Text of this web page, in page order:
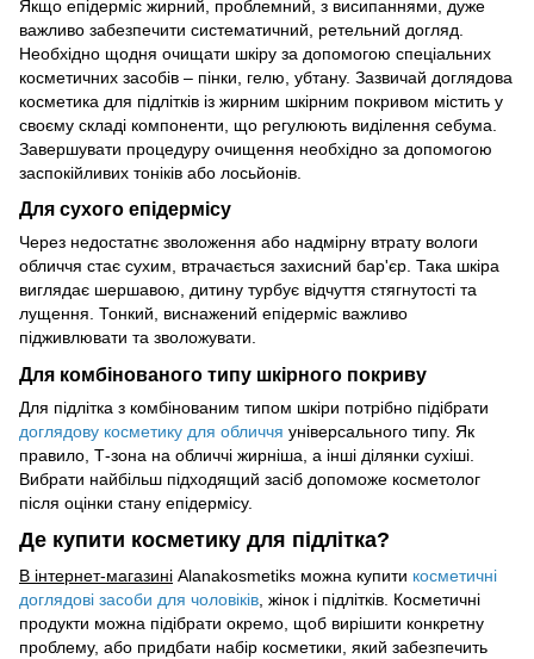
Якщо епідерміс жирний, проблемний, з висипаннями, дуже
важливо забезпечити систематичний, ретельний догляд.
Необхідно щодня очищати шкіру за допомогою спеціальних
косметичних засобів – пінки, гелю, убтану. Зазвичай доглядова
косметика для підлітків із жирним шкірним покривом містить у
своєму складі компоненти, що регулюють виділення себума.
Завершувати процедуру очищення необхідно за допомогою
заспокійливих тоніків або лосьйонів.
Для сухого епідермісу
Через недостатнє зволоження або надмірну втрату вологи
обличчя стає сухим, втрачається захисний бар'єр. Така шкіра
виглядає шершавою, дитину турбує відчуття стягнутості та
лущення. Тонкий, виснажений епідерміс важливо
підживлювати та зволожувати.
Для комбінованого типу шкірного покриву
Для підлітка з комбінованим типом шкіри потрібно підібрати
доглядову косметику для обличчя універсального типу. Як
правило, Т-зона на обличчі жирніша, а інші ділянки сухіші.
Вибрати найбільш підходящий засіб допоможе косметолог
після оцінки стану епідермісу.
Де купити косметику для підлітка?
В інтернет-магазині Alanakosmetiks можна купити косметичні
доглядові засоби для чоловіків , жінок і підлітків. Косметичні
продукти можна підібрати окремо, щоб вирішити конкретну
проблему, або придбати набір косметики, який забезпечить